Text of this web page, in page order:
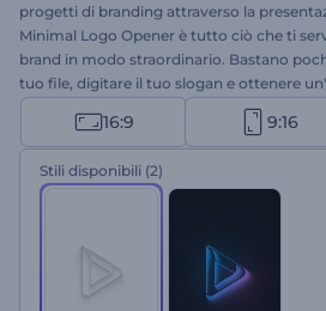
progetti di branding attraverso la
Minimal Logo Opener è tutto ciò che ti
brand in modo straordinario. Bastano
tuo file, digitare il tuo slogan e ottenere
professionale. Usalo per le promozioni dei
presentazioni aziendali, le introduzioni alle
televisivi e molti altri progetti. Il tuo
portata di clic!
16:9 9:16
Stili disponibili (2)